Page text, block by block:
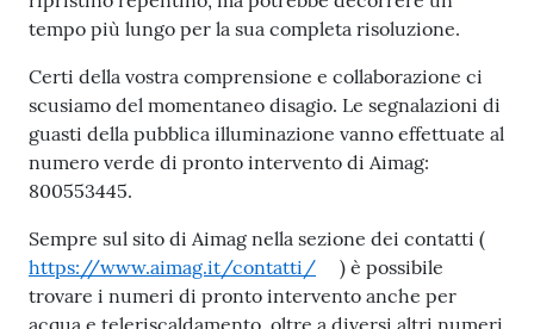
n
i
n
e
Sportello
telematico
SUE
tempo più lungo per la sua completa risoluzione.
Certi della vostra comprensione e collaborazione ci
scusiamo del momentaneo disagio. Le segnalazioni di
guasti della pubblica illuminazione vanno effettuate al
numero verde di pronto intervento di Aimag:
800553445.
Sempre sul sito di Aimag nella sezione dei contatti (
https://www.aimag.it/contatti/
) è possibile
trovare i numeri di pronto intervento anche per